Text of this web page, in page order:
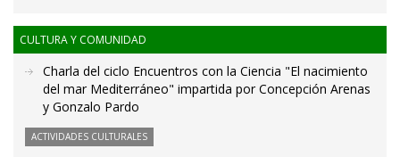
CULTURA Y COMUNIDAD
Charla del ciclo Encuentros con la Ciencia "El nacimiento
del mar Mediterráneo" impartida por Concepción Arenas
y Gonzalo Pardo
ACTIVIDADES CULTURALES